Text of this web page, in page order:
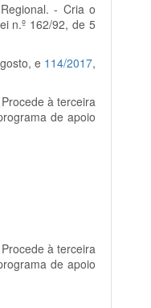
- Cria o
n.º 162/92, de 5
e 114/2017,
à terceira
de apoio
à terceira
de apoio